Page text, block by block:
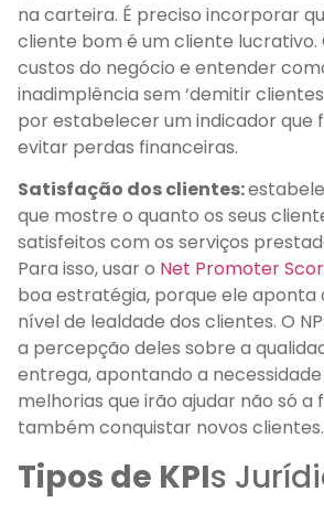
na carteira. É preciso incorporar
cliente bom é um cliente lucrativo.
custos do negócio e entender
inadimplência sem ‘demitir
por estabelecer um indicador que
evitar perdas financeiras.
Satisfação dos clientes:
que mostre o quanto os seus
satisfeitos com os serviços
Para isso, usar o Net Promoter
boa estratégia, porque ele aponta
nível de lealdade dos clientes. O
a percepção deles sobre a
entrega, apontando a
melhorias que irão ajudar não só a
também conquistar novos clientes.
Tipos de KPIs